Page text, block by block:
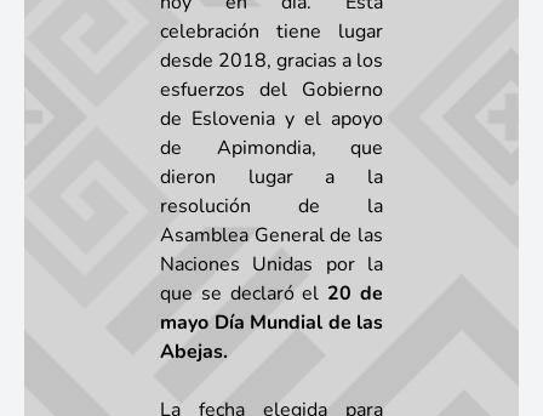
celebración tiene lugar
desde 2018, gracias a los
esfuerzos del Gobierno
de Eslovenia y el apoyo
de Apimondia, que
dieron lugar a la
resolución de la
Asamblea General de las
Naciones Unidas por la
que se declaró el 20 de
mayo Día Mundial de las
Abejas.
La fecha elegida para